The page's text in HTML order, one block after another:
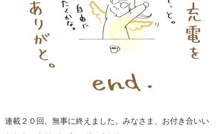
連載２０回、無事に終えました。みなさま、お付き合いい